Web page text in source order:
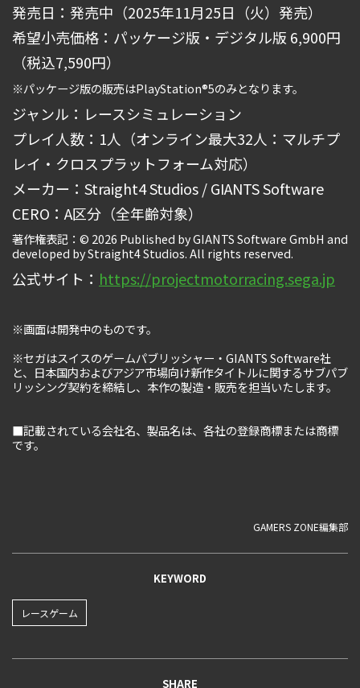
発売日：発売中（2025年11月25日（火）発売）
希望小売価格：パッケージ版・デジタル版 6,900円
（税込7,590円）
※パッケージ版の販売はPlayStation®5のみとなります。
ジャンル：レースシミュレーション
プレイ人数：1人（オンライン最大32人：マルチプ
レイ・クロスプラットフォーム対応）
メーカー：Straight4 Studios / GIANTS Software
CERO：A区分（全年齢対象）
著作権表記：© 2026 Published by GIANTS Software GmbH and
developed by Straight4 Studios. All rights reserved.
公式サイト： https://projectmotorracing.sega.jp
※画面は開発中のものです。
※セガはスイスのゲームパブリッシャー・GIANTS Software社
と、日本国内およびアジア市場向け新作タイトルに関するサブパブ
リッシング契約を締結し、本作の製造・販売を担当いたします。
■記載されている会社名、製品名は、各社の登録商標または商標
です。
GAMERS ZONE編集部
KEYWORD
レースゲーム
SHARE